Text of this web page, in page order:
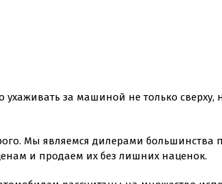
ухаживать за машиной не только сверху,
Мы являемся дилерами
и продаем их без лишних наценок.